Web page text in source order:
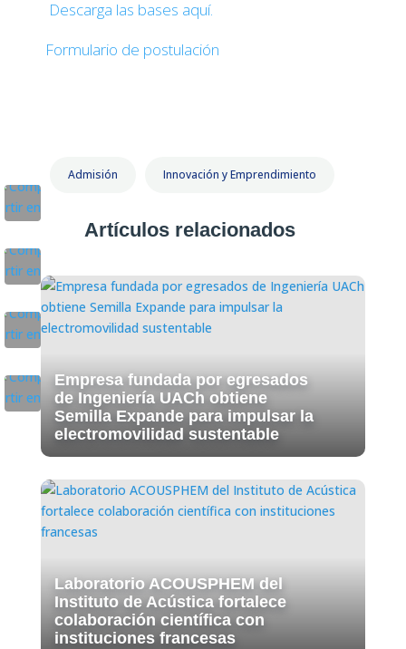
Descarga las bases aquí.
Formulario de postulación
Admisión Innovación y Emprendimiento
Artículos relacionados
Empresa fundada por egresados
de Ingeniería UACh obtiene
Semilla Expande para impulsar la
electromovilidad sustentable
Laboratorio ACOUSPHEM del
Instituto de Acústica fortalece
colaboración científica con
instituciones francesas